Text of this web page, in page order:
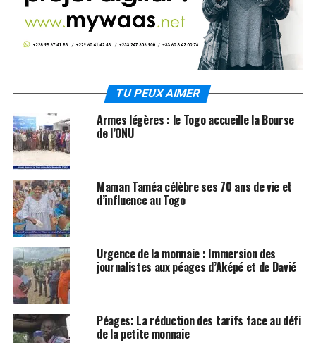
TU PEUX AIMER
Armes légères : le Togo accueille la Bourse
de l’ONU
Maman Taméa célèbre ses 70 ans de vie et
d’influence au Togo
Urgence de la monnaie : Immersion des
journalistes aux péages d’Aképé et de Davié
Péages: La réduction des tarifs face au défi
de la petite monnaie